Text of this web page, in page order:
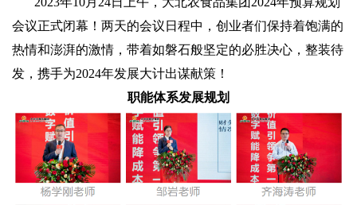
会议正式闭幕！两天的会议日程中，创业者们保持着饱满的
热情和澎湃的激情，带着如磐石般坚定的必胜决心，整装待
发，携手为2024年发展大计出谋献策！
职能体系发展规划